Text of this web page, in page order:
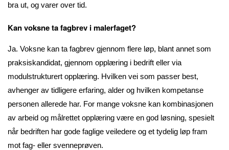
bra ut, og varer over tid.
Kan voksne ta fagbrev i malerfaget?
Ja. Voksne kan ta fagbrev gjennom flere løp, blant annet som
praksiskandidat, gjennom opplæring i bedrift eller via
modulstrukturert opplæring. Hvilken vei som passer best,
avhenger av tidligere erfaring, alder og hvilken kompetanse
personen allerede har. For mange voksne kan kombinasjonen
av arbeid og målrettet opplæring være en god løsning, spesielt
når bedriften har gode faglige veiledere og et tydelig løp fram
mot fag- eller svenneprøven.